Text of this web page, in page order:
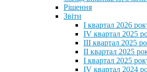
Рішення
Звіти
I квартал 2026
IV квартал 2025
III квартал 2025
II квартал 2025
I квартал 2025
IV квартал 2024